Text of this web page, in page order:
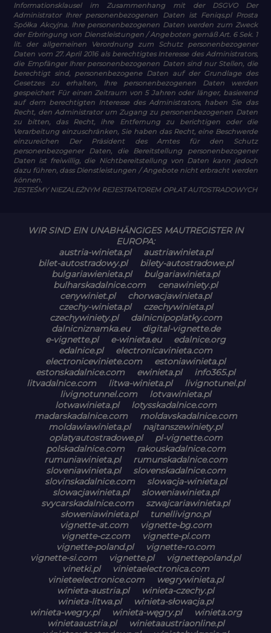
Informationsklausel im Zusammenhang mit der DSGVO
Der
Administrator Ihrer personenbezogenen Daten ist Feniqs.pl Prosta
Spółka Akcyjna. Ihre personenbezogenen Daten werden zum Zweck
der Erbringung von Dienstleistungen / Angeboten gemäß Art. 6 Sek. 1
lit. der allgemeinen Verordnung zum Schutz personenbezogener
Daten vom 27. April 2016 als berechtigtes Interesse des Administrators,
die Empfänger Ihrer personenbezogenen Daten sind nur Stellen, die
berechtigt sind, personenbezogene Daten auf der Grundlage des
Gesetzes zu erhalten, Ihre personenbezogenen Daten werden
gespeichert Für einen Zeitraum von 5 Jahren oder länger, basierend
auf dem berechtigten Interesse des Administrators, haben Sie das
Recht, den Administrator um Zugang zu personenbezogenen Daten
zu bitten, das Recht, ihre Entfernung zu berichtigen oder die
Verarbeitung einzuschränken, Sie haben das Recht, eine Beschwerde
einzureichen Der Präsident des Amtes für den Schutz
personenbezogener Daten, die Bereitstellung personenbezogener
Daten ist freiwillig, die Nichtbereitstellung von Daten kann jedoch
dazu führen, dass Dienstleistungen / Angebote nicht erbracht werden
können.
JESTEŚMY NIEZALEŻNYM REJESTRATOREM OPŁAT AUTOSTRADOWYCH
WIR SIND EIN UNABHÄNGIGES MAUTREGISTER IN
EUROPA:
austria-winieta.pl
austriawinieta.pl
bilet-autostradowy.pl
bilety-autostradowe.pl
bulgariawienieta.pl
bulgariawinieta.pl
bulharskadalnice.com
cenawiniety.pl
cenywiniet.pl
chorwacjawinieta.pl
czechy-winieta.pl
czechywinieta.pl
czechywiniety.pl
dalnicnipoplatky.com
dalnicniznamka.eu
digital-vignette.de
e-vignette.pl
e-winieta.eu
edalnice.org
edalnice.pl
electronicavinieta.com
electroniceviniete.com
estoniawinieta.pl
estonskadalnice.com
ewinieta.pl
info365.pl
litvadalnice.com
litwa-winieta.pl
livignotunel.pl
livignotunnel.com
lotvawinieta.pl
lotwawinieta.pl
lotysskadalnice.com
madarskadalnice.com
moldavskadalnice.com
moldawiawinieta.pl
najtanszewiniety.pl
oplatyautostradowe.pl
pl-vignette.com
polskadalnice.com
rakouskadalnice.com
rumuniawinieta.pl
rumunskadalnice.com
sloveniawinieta.pl
slovenskadalnice.com
slovinskadalnice.com
slowacja-winieta.pl
slowacjawinieta.pl
sloweniawinieta.pl
svycarskadalnice.com
szwajcariawinieta.pl
słoweniawinieta.pl
tunellivigno.pl
vignette-at.com
vignette-bg.com
vignette-cz.com
vignette-pl.com
vignette-poland.pl
vignette-ro.com
vignette-si.com
vignette.pl
vignettepoland.pl
vinetki.pl
vinietaelectronica.com
vinieteelectronice.com
wegrywinieta.pl
winieta-austria.pl
winieta-czechy.pl
winieta-litwa.pl
winieta-słowacja.pl
winieta-wegry.pl
winieta-węgry.pl
winieta.org
winietaaustria.pl
winietaaustriaonline.pl